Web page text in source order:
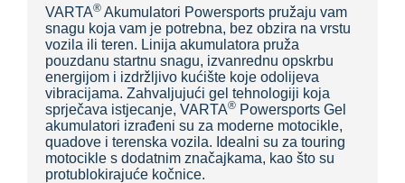
VARTA® Akumulatori Powersports pružaju vam
snagu koja vam je potrebna, bez obzira na vrstu
vozila ili teren. Linija akumulatora pruža
pouzdanu startnu snagu, izvanrednu opskrbu
energijom i izdržljivo kućište koje odolijeva
vibracijama. Zahvaljujući gel tehnologiji koja
sprječava istjecanje, VARTA® Powersports Gel
akumulatori izrađeni su za moderne motocikle,
quadove i terenska vozila. Idealni su za touring
motocikle s dodatnim značajkama, kao što su
protublokirajuće kočnice.